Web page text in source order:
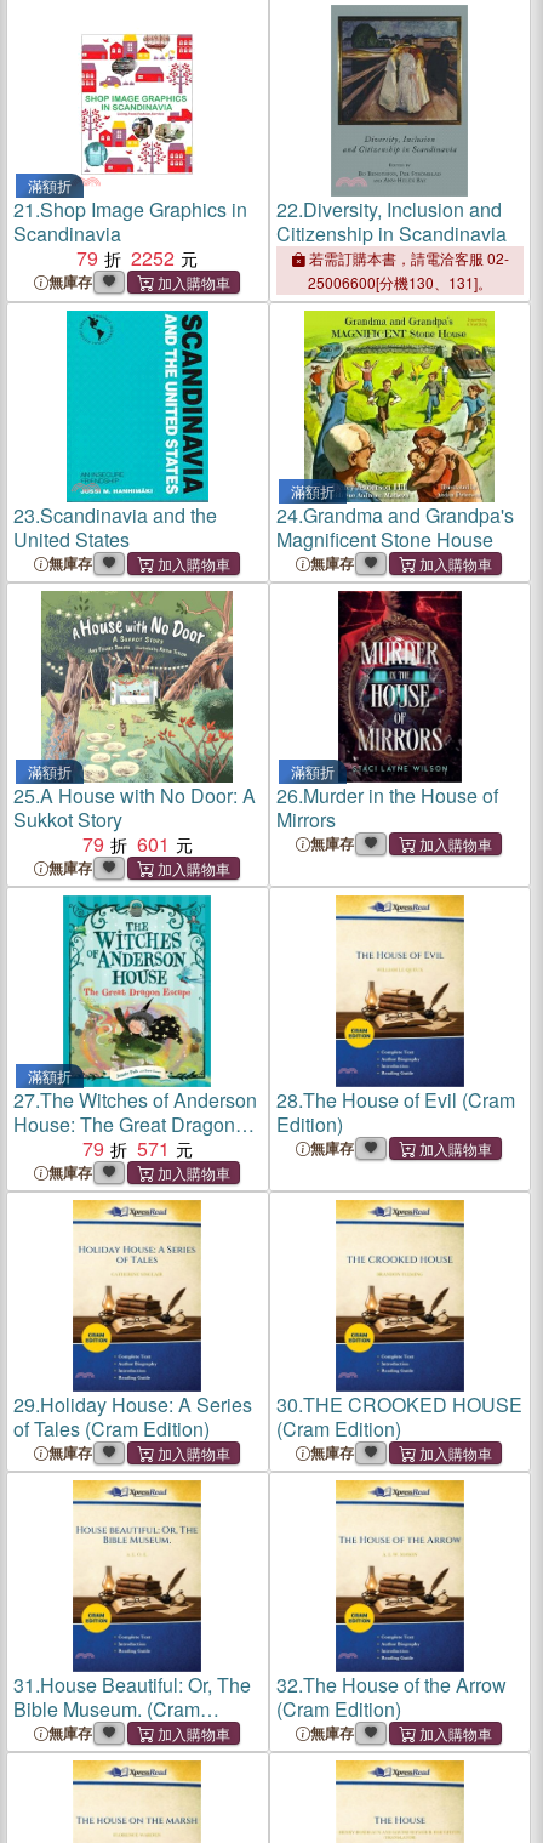
滿額折
21.Shop Image Graphics in
Scandinavia
79
2252
無庫存
22.Diversity, Inclusion and
Citizenship in Scandinavia
若需訂購本書，請電洽客服 02-
25006600[分機130、131]。
23.Scandinavia and the
United States
無庫存
滿額折
24.Grandma and Grandpa's
Magnificent Stone House
無庫存
滿額折
25.A House with No Door: A
Sukkot Story
79
601
無庫存
滿額折
26.Murder in the House of
Mirrors
無庫存
滿額折
27.The Witches of Anderson
House: The Great Dragon
79 571
無庫存
28.The House of Evil (Cram
Edition)
無庫存
29.Holiday House: A Series
of Tales (Cram Edition)
無庫存
30.THE CROOKED HOUSE
(Cram Edition)
無庫存
31.House Beautiful: Or, The
Bible Museum. (Cram
Edition)
無庫存
32.The House of the Arrow
(Cram Edition)
無庫存